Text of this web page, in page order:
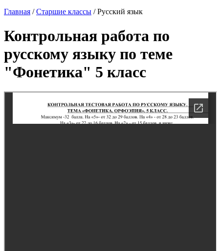
Главная /Старшие классы /Русский язык
Контрольная работа по
русскому языку по теме
"Фонетика" 5 класс